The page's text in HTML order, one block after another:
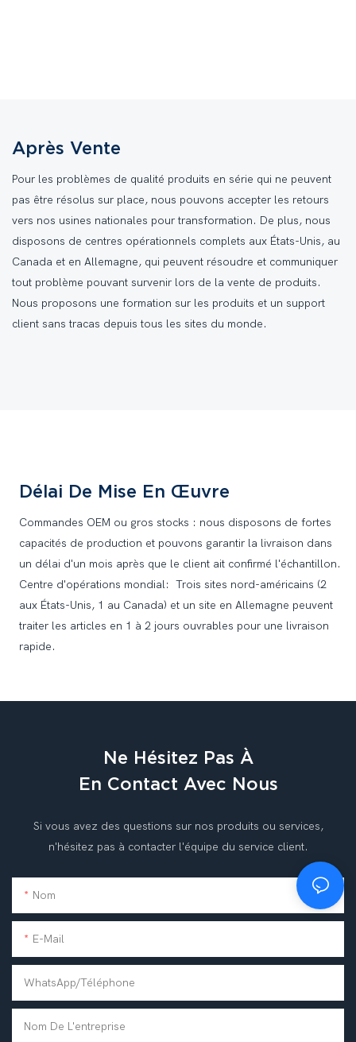
Après Vente
Pour les problèmes de qualité produits en série qui ne peuvent
pas être résolus sur place, nous pouvons accepter les retours
vers nos usines nationales pour transformation. De plus, nous
disposons de centres opérationnels complets aux États-Unis, au
Canada et en Allemagne, qui peuvent résoudre et communiquer
tout problème pouvant survenir lors de la vente de produits.
Nous proposons une formation sur les produits et un support
client sans tracas depuis tous les sites du monde.
Délai De Mise En Œuvre
Commandes OEM ou gros stocks : nous disposons de fortes
capacités de production et pouvons garantir la livraison dans
un délai d'un mois après que le client ait confirmé l'échantillon.
Centre d'opérations mondial: Trois sites nord-américains (2
aux États-Unis, 1 au Canada) et un site en Allemagne peuvent
traiter les articles en 1 à 2 jours ouvrables pour une livraison
rapide.
Ne Hésitez Pas À
En Contact Avec Nous
Si vous avez des questions sur nos produits ou services,
n'hésitez pas à contacter l'équipe du service client.
Nom
E-Mail
WhatsApp/téléphone
Nom De L'entreprise